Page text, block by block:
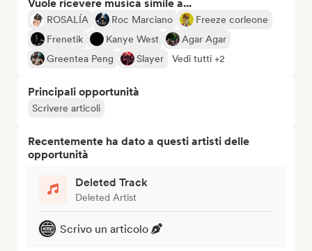
Vuole ricevere musica simile a...
ROSALÍA Roc Marciano
Freeze corleone
Frenetik
Kanye West
Agar Agar
Greentea Peng
Slayer Vedi tutti +2
Principali opportunità
Scrivere articoli
Recentemente ha dato a questi artisti delle
opportunità
Deleted Track
Deleted Artist
Scrivo un articolo